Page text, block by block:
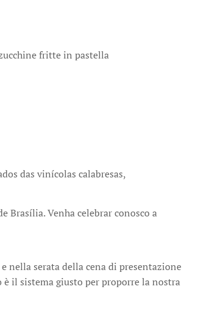
fritte in pastella
das vinícolas calabresas,
Brasília. Venha celebrar conosco a
nella serata della cena di presentazione
è il sistema giusto per proporre la nostra